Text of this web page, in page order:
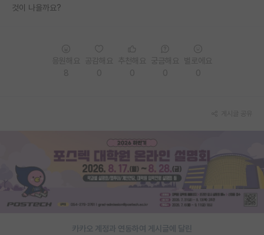
임용 후기 게시판
학술 정보 게시판
홍보 게시판
커리어
것이 나을까요?
카카오 계정과 연동하여 게시글에 달린